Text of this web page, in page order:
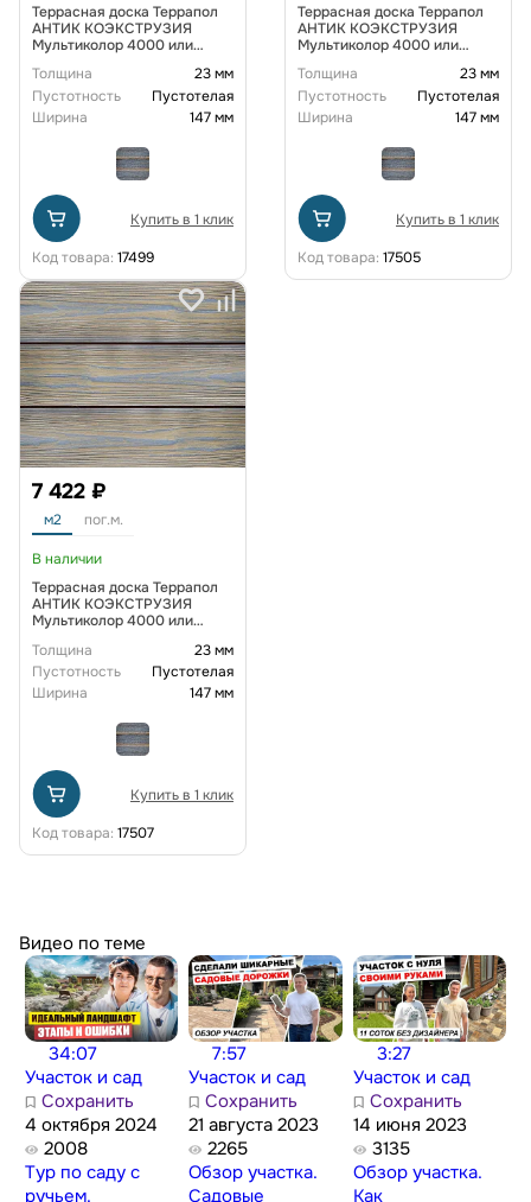
Террасная доска Террапол
АНТИК КОЭКСТРУЗИЯ
Мультиколор 4000 или
Флоренция
Толщина
23 мм
Пустотность
Пустотелая
Ширина
147 мм
Купить в 1 клик
Код товара: 17499
Террасная доска Террапол
АНТИК КОЭКСТРУЗИЯ
Мультиколор 4000 или
Эллада
Толщина
23 мм
Пустотность
Пустотелая
Ширина
147 мм
Купить в 1 клик
Код товара: 17505
7 422 ₽
м2 пог.м.
В наличии
Террасная доска Террапол
АНТИК КОЭКСТРУЗИЯ
Мультиколор 4000 или
Толщина
23 мм
Пустотность
Пустотелая
Ширина
147 мм
Купить в 1 клик
Код товара: 17507
Видео по теме
34:07
Участок и сад
Сохранить
4 октября 2024
2008
Тур по саду с
ручьем.
7:57
Участок и сад
Сохранить
21 августа 2023
2265
Обзор участка.
Садовые
3:27
Участок и сад
Сохранить
14 июня 2023
3135
Обзор участка.
Как